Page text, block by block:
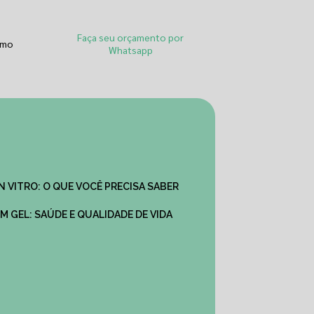
Faça seu orçamento por
Whatsapp
VITRO: O QUE VOCÊ PRECISA SABER
GEL: SAÚDE E QUALIDADE DE VIDA